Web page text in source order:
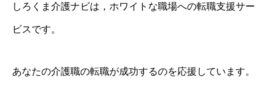
しろくま介護ナビは，ホワイトな職場への転職支援サー
ビスです。
あなたの介護職の転職が成功するのを応援しています。